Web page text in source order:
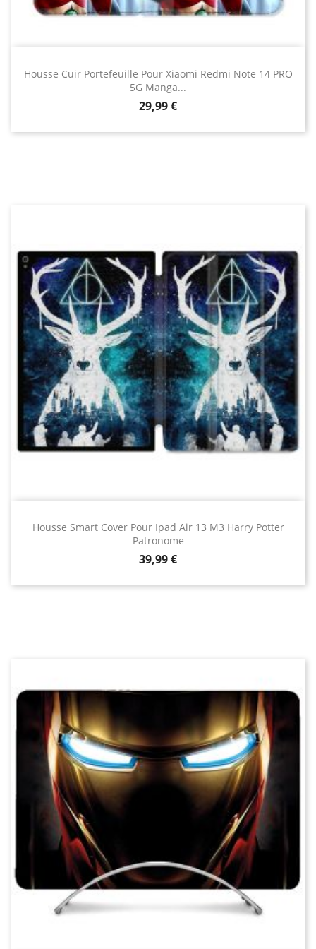
Housse Cuir Portefeuille Pour Xiaomi Redmi Note 14 PRO
5G Manga...
Prix
29,99 €
Housse Smart Cover Pour Ipad Air 13 M3 Harry Potter
Patronome
Prix
39,99 €